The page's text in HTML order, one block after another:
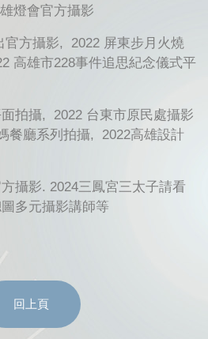
燈會官方攝影
官方攝影, 2022 屏東步月火燒
高雄市228事件追思紀念儀式平
拍攝, 2022 台東市原民處攝影
餐廳系列拍攝, 2022高雄設計
攝影. 2024三鳳宮三太子請看
多元攝影講師等
回上頁